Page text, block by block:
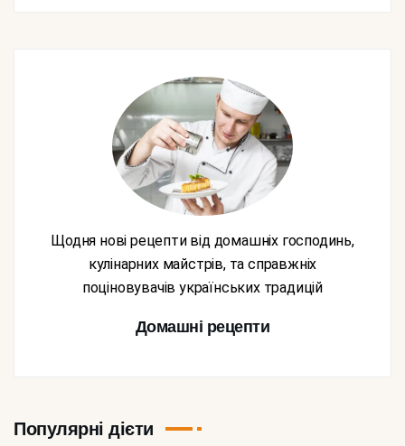
Щодня нові рецепти від домашніх господинь,
кулінарних майстрів, та справжніх
поціновувачів українських традицій
Домашні рецепти
Популярні дієти